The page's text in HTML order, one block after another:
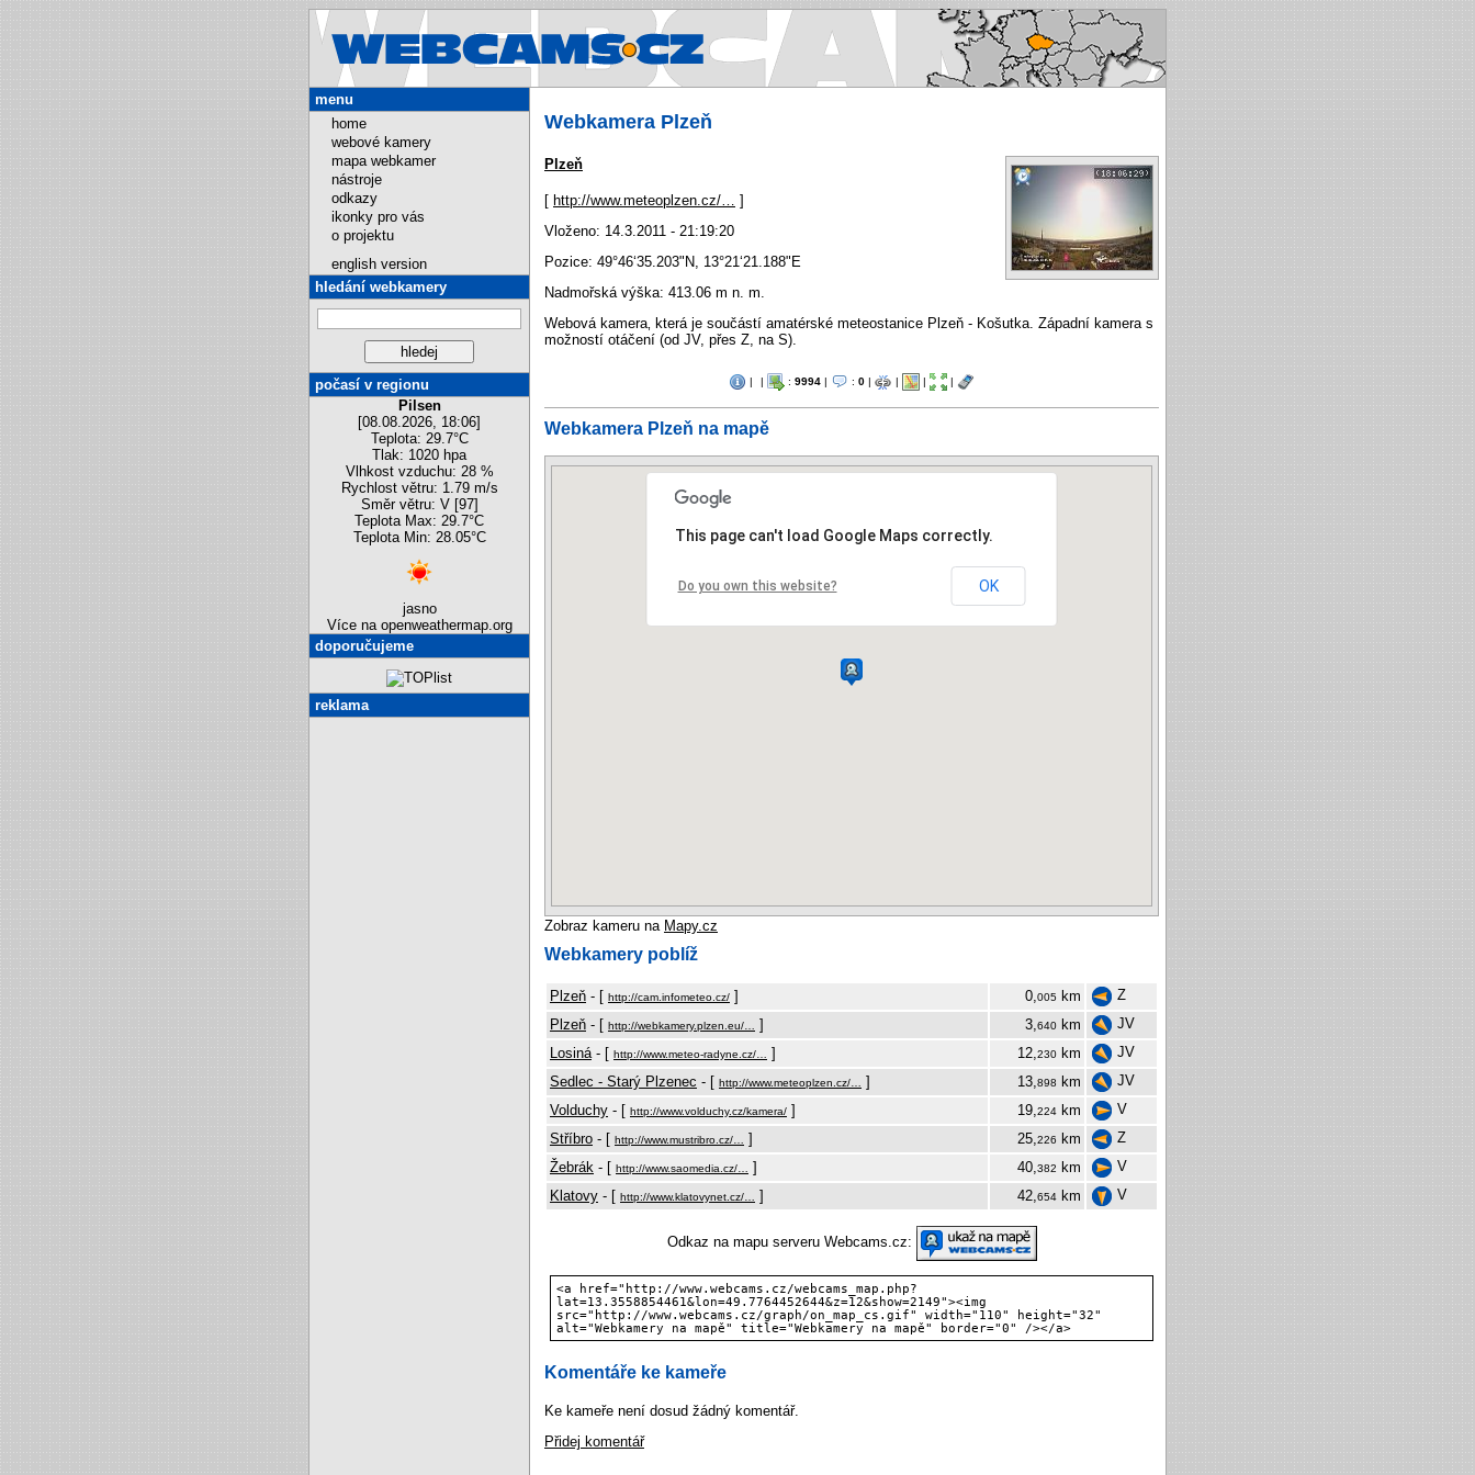
Webcams.cz - Webkamery v České republice
Webkamera Plzeň
Plzeň
[ http://www.meteoplzen.cz/…
]
Vloženo: 14.3.2011 - 21:19:20
Pozice: 49°46‘35.203"N
13°21‘21.188"E
Nadmořská výška: 413.06 m n. m.
Webová kamera‚ která je součástí amatérské meteostanice Plzeň - Košutka. Západní kamera s
možností otáčení (od JV, přes Z, na S).
| | : 9994 | : 0 | | | |
Webkamera Plzeň na mapě
This page can't load Google Maps correctly.
Do you own this website? OK
Zobraz kameru na Mapy.cz
Webkamery poblíž
Plzeň - [ http://cam.infometeo.cz/ ] 0, 005 km
Z
Plzeň - [ http://webkamery.plzen.eu/… ] 3, 640 km
JV
Losiná - [ http://www.meteo-radyne.cz/… ] 12, 230 km
JV
Sedlec - Starý Plzenec - [ http://www.meteoplzen.cz/… ] 13, 898 km
JV
Volduchy - [ http://www.volduchy.cz/kamera/ ] 19, 224 km
V
Stříbro - [ http://www.mustribro.cz/… ] 25, 226 km
Z
Žebrák - [ http://www.saomedia.cz/… ] 40, 382 km
V
Klatovy - [ http://www.klatovynet.cz/… ] 42, 654 km V
Odkaz na mapu serveru Webcams.cz:
<a href="http://www.webcams.cz/webcams_map.php?
lat=13.3558854461&lon=49.7764452644&z=12&show=2149"><img
src="http://www.webcams.cz/graph/on_map_cs.gif" width="110" height="32"
alt="Webkamery na mapě" title="Webkamery na mapě" border="0" /></a>
Komentáře ke kameře
Ke kameře není dosud žádný komentář.
Přidej komentář
menu
home
webové kamery
mapa webkamer
nástroje
odkazy
ikonky pro vás
o projektu
english version
hledání webkamery
počasí v regionu
Pilsen
[08.08.2026, 18:06]
Teplota: 29.7°C
Tlak: 1020 hpa
Vlhkost vzduchu: 28 %
Rychlost větru: 1.79 m/s
Směr větru: V [97]
Teplota Max: 29.7°C
Teplota Min: 28.05°C
jasno
Více na openweathermap.org
doporučujeme
reklama